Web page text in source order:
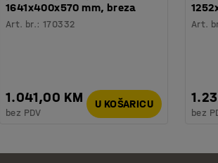
1641x400x570 mm, breza
Art. br.:170332
1.041,00 KM
bez PDV
U KOŠARICU
Art.
bez